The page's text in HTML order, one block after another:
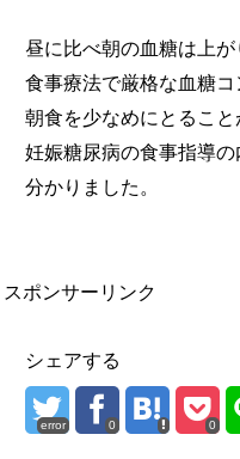
昼に比べ朝の血糖は上が
食事療法で厳格な血糖コ
朝食を少なめにとること
妊娠糖尿病の食事指導
分かりました。
スポンサーリンク
シェアする
error 0 0